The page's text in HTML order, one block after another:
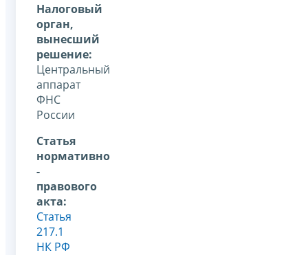
Налоговый
орган,
вынесший
решение:
Центральный
аппарат
ФНС
России
Статья
нормативно
-
правового
акта:
Статья
217.1
НК РФ